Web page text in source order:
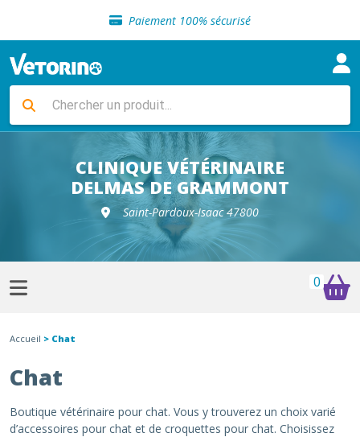
Paiement 100% sécurisé
Livraison gratuite en clinique vétérinaire
Sélection de croquettes vétérinaire
Livraison gratuite en clinique vétérinaire
Retour gratuit en clinique
Sélection de croquettes vétérinaire
CLINIQUE VÉTÉRINAIRE
DELMAS DE GRAMMONT
Saint-Pardoux-Isaac 47800
0
Accueil > Chat
Chat
Boutique vétérinaire pour chat. Vous y trouverez un choix varié
d’accessoires pour chat et de croquettes pour chat. Choisissez